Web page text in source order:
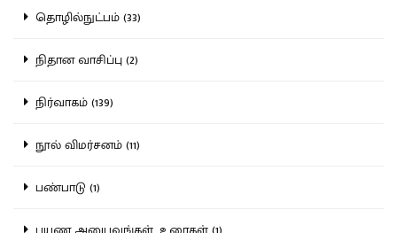
தொழில்நுட்பம் (33)
நிதான வாசிப்பு (2)
நிர்வாகம் (139)
நூல் விமர்சனம் (11)
பண்பாடு (1)